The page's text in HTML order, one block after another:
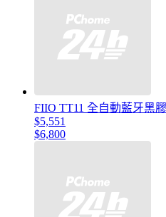
FIIO TT11 全自動藍牙黑
$5,551
$6,800